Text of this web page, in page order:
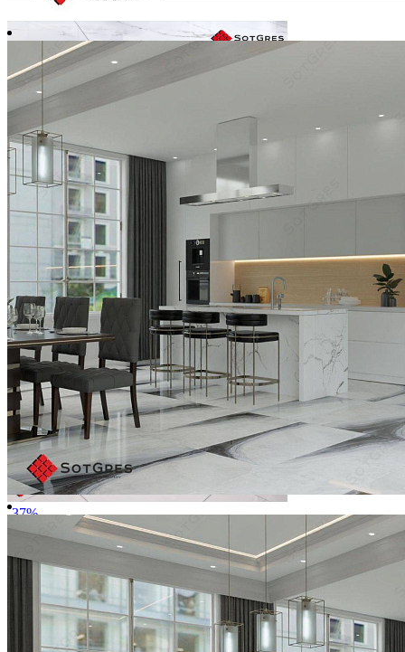
REGAL CARARRA WHITE /80х160/ глянцевый керамический
гранит под белый мрамор
Ширина, мм: 800
Длина, мм:
Толщина, мм:
4 900 ₽/м
5 300 ₽/м
/упак.
В избранное В избранном
Сравнить
-37%
STATURIO /60х60/ глянцевый белый керамический гранит
под мрамор
Ширина, мм:
600
Толщина, мм: 9
1 650 ₽/м2